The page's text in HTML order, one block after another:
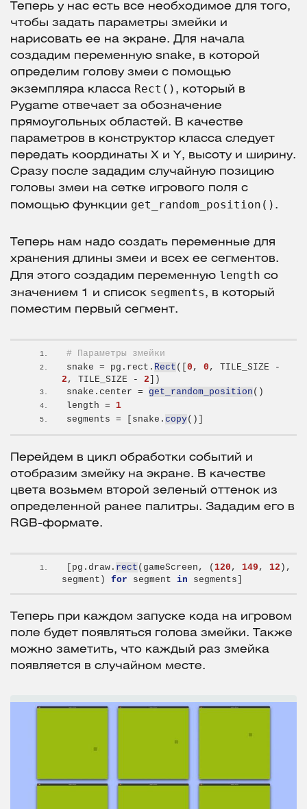
Теперь у нас есть все необходимое для того,
чтобы задать параметры змейки и
нарисовать ее на экране. Для начала
создадим переменную snake, в которой
определим голову змеи с помощью
экземпляра класса Rect() , который в
Pygame отвечает за обозначение
прямоугольных областей. В качестве
параметров в конструктор класса следует
передать координаты X и Y, высоту и ширину.
Сразу после зададим случайную позицию
головы змеи на сетке игрового поля с
помощью функции get_random_position() .
Теперь нам надо создать переменные для
хранения длины змеи и всех ее сегментов.
Для этого создадим переменную length со
значением 1 и список segments , в который
поместим первый сегмент.
# Параметры змейки
snake = pg.rect. Rect ([ 0 , 0
2 , TILE_SIZE - 2 ])
snake.center = get_random_position ()
length = 1
segments =
snake. copy()]
Перейдем в цикл обработки событий и
отобразим змейку на экране. В качестве
цвета возьмем второй зеленый оттенок из
определенной ранее палитры. Зададим его в
RGB-формате.
pg.draw. rect ( gameScreen, ( 120 , 149 , 12 ) ,
segment ) for segment in segments
Теперь при каждом запуске кода на игровом
поле будет появляться голова змейки. Также
можно заметить, что каждый раз змейка
появляется в случайном месте.